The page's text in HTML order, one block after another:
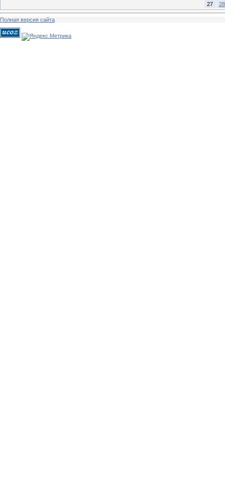
27
28
Полная версия сайта